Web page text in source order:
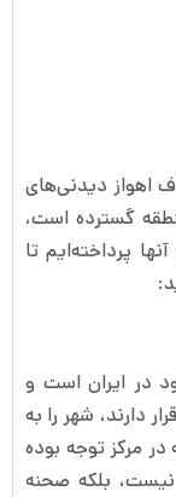
اهواز دیدنی‌های
گسترده است،
پرداخته‌ایم تا
در ایران است و
دارند، شهر را به
مرکز توجه بوده
بلکه صحنه